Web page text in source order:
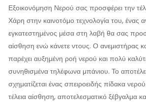
Εξοικονόμηση Νερού σας προσφέρει την
Χάρη στην καινοτόμο τεχνολογία του, ένας
εγκατεστημένος μέσα στη λαβή θα σας
αίσθηση ενώ κάνετε ντους. Ο ανεμιστήρας
παρέχει αυξημένη ροή νερού και πολύ
συνηθισμένα τηλέφωνα μπάνιου. Το
σχηματίζεται ένας σπειροειδής πίδακα
τέλεια αίσθηση, αποτελεσματικό ξέβγαλμα